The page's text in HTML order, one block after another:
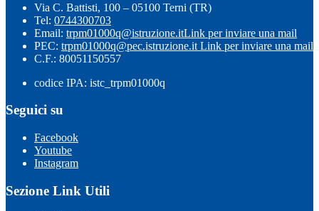
Via C. Battisti, 100 – 05100 Terni (TR)
Tel: 0744300703
Email: trpm01000q@istruzione.itLink per inviare una mail
PEC: trpm01000q@pec.istruzione.it Link per inviare una mail
C.F.: 80051150557
codice IPA: istc_trpm01000q
Seguici su
Facebook
Youtube
Instagram
Sezione Link Utili